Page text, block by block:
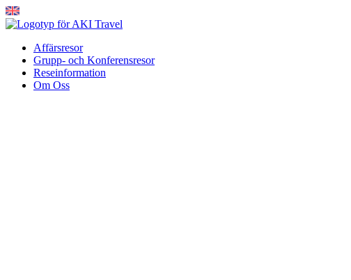
Hoppa
till
Affärsresor
Grupp- och Konferensresor
Reseinformation
Om Oss